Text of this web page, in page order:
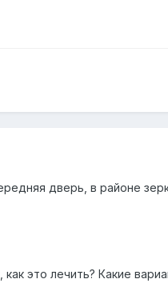
дверь, в районе
это лечить? Какие